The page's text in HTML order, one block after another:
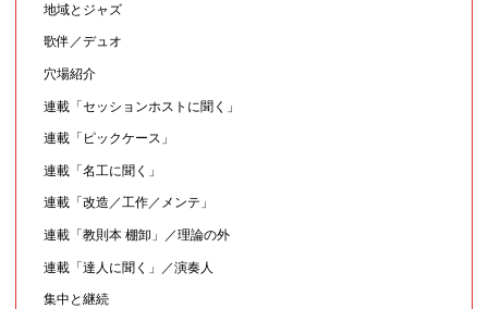
地域とジャズ
歌伴／デュオ
穴場紹介
連載「セッションホストに聞く」
連載「ピックケース」
連載「名工に聞く」
連載「改造／工作／メンテ」
連載「教則本 棚卸」／理論の外
連載「達人に聞く」／演奏人
集中と継続